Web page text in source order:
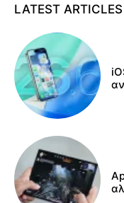
LATEST ARTICLES